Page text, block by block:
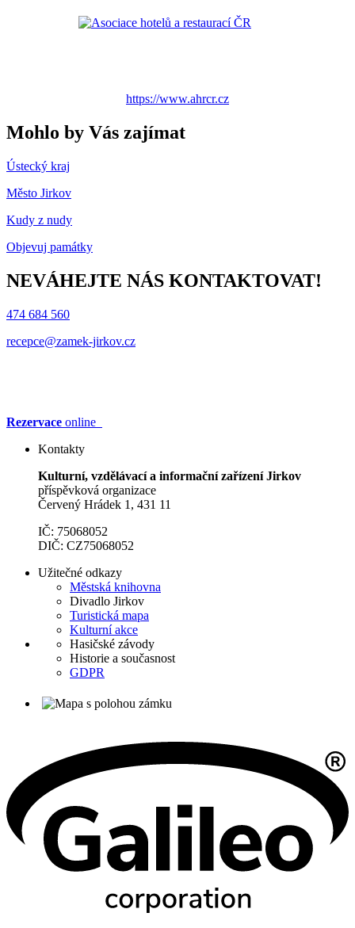
https://www.ahrcr.cz
Mohlo by Vás zajímat
Ústecký kraj
Město Jirkov
Kudy z nudy
Objevuj památky
NEVÁHEJTE NÁS KONTAKTOVAT!
474 684 560
recepce@zamek-jirkov.cz
Rezervace online
Kontakty
Kulturní, vzdělávací a informační zařízení Jirkov
příspěvková organizace
Červený Hrádek 1, 431 11
IČ: 75068052
DIČ: CZ75068052
Užitečné odkazy
Městská knihovna
Divadlo Jirkov
Turistická mapa
Kulturní akce
Hasičské závody
Historie a současnost
GDPR